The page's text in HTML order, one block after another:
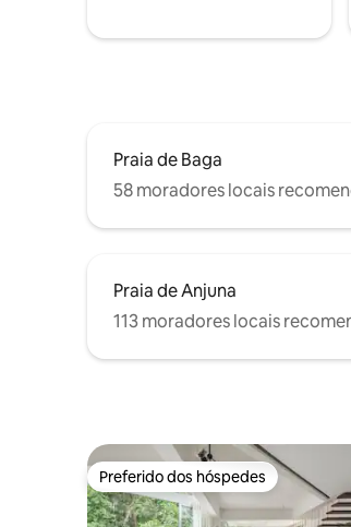
APENAS MÚSICA SUAVE EM
Praia de Baga
58 moradores locais
Praia de Anjuna
113 moradores locais
Preferido dos hóspedes
Preferido dos hóspedes